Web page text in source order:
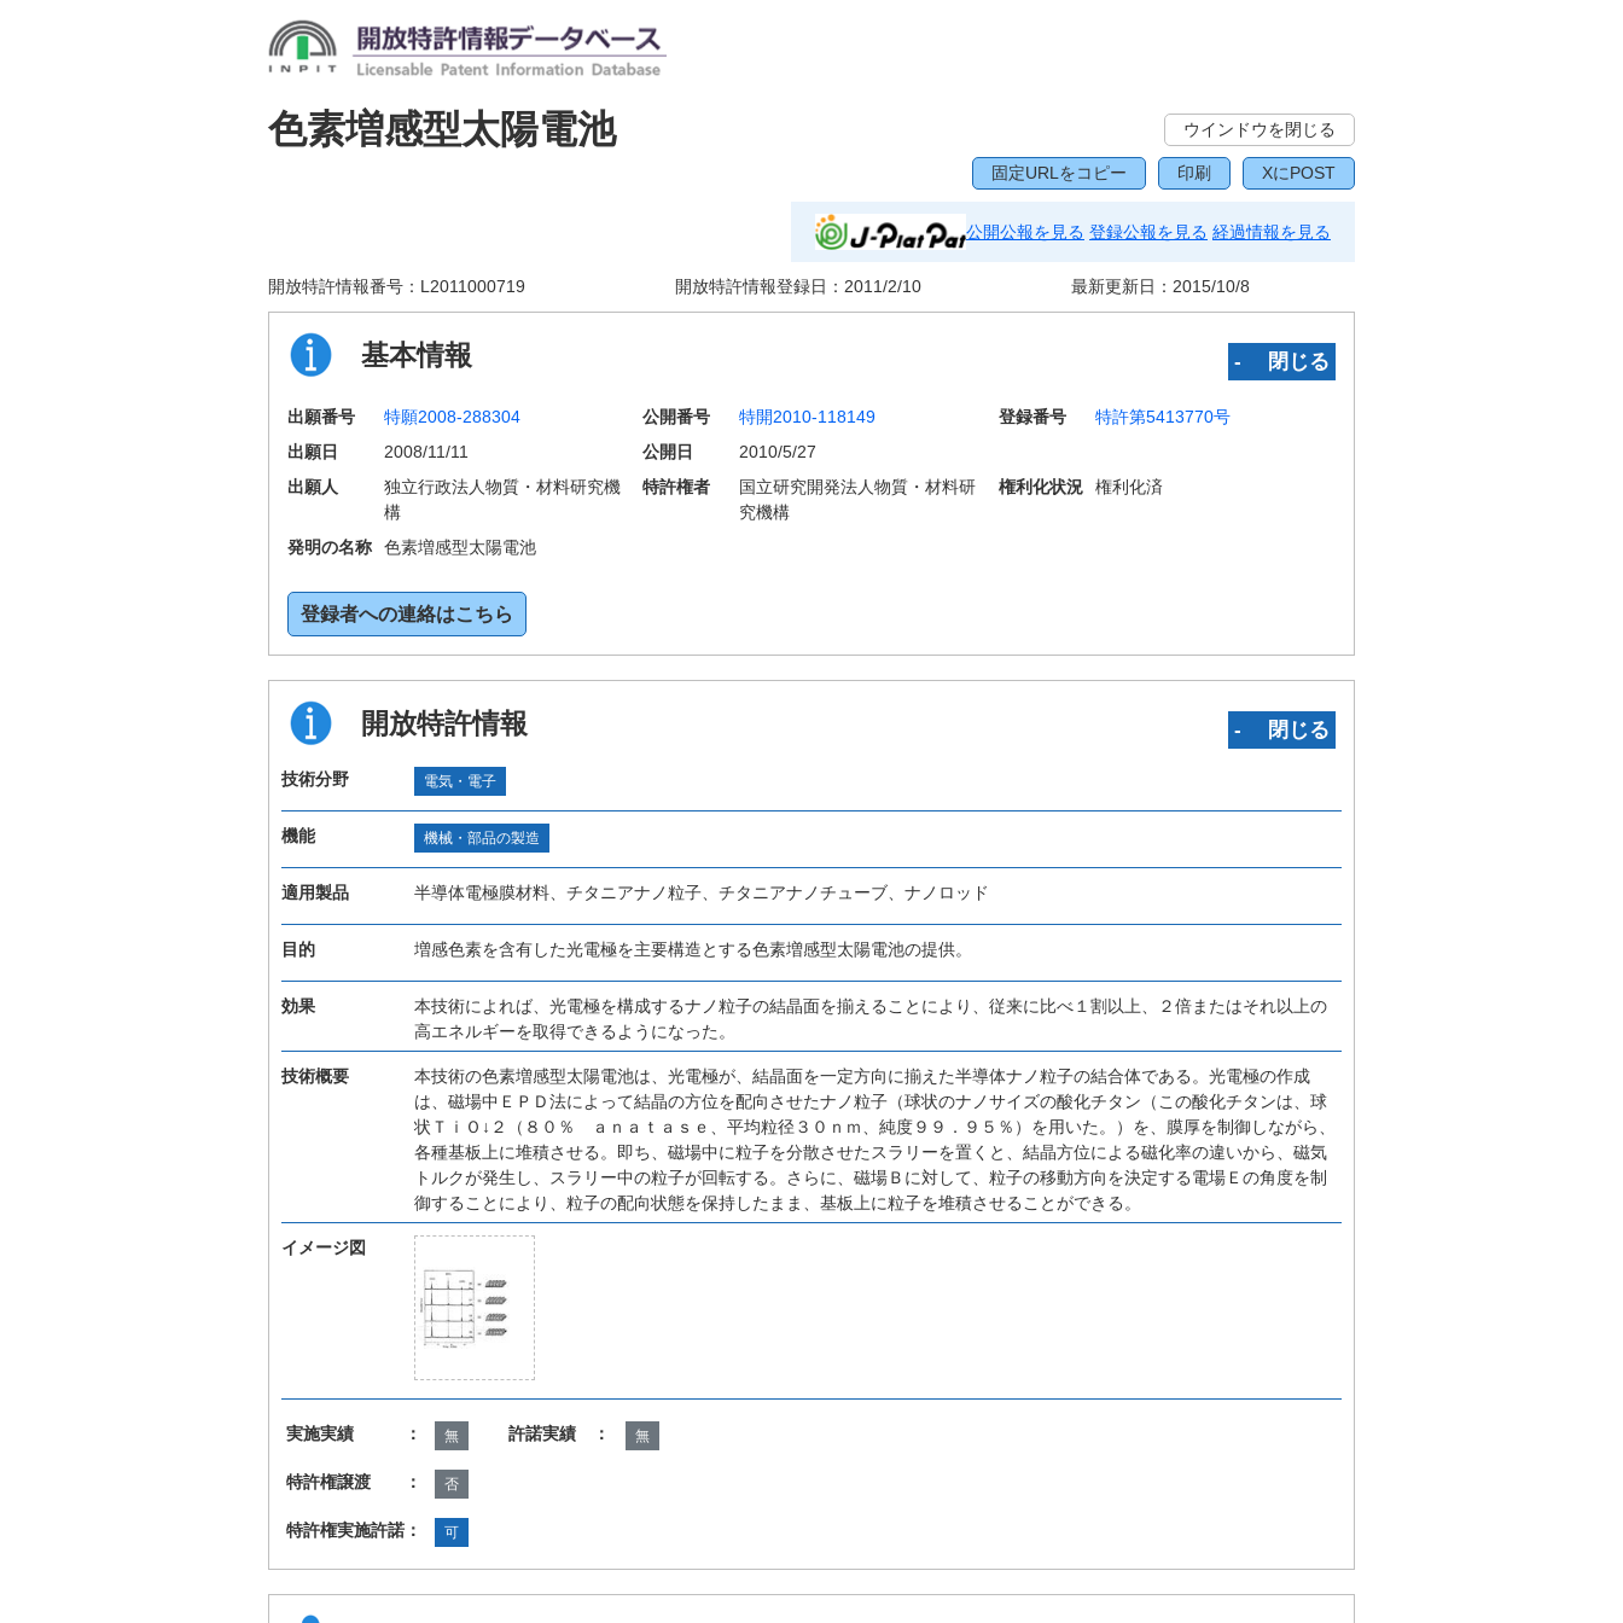
色素増感型太陽電池 ウインドウを閉じる
固定URLをコピー 印刷 XにPOST
公開公報を見る 登録公報を見る 経過情報を見る
開放特許情報番号： L2011000719 開放特許情報登録日： 2011/2/10 最新更新日： 2015/10/8
基本情報 ‐ 閉じる
出願番号 特願2008-288304 公開番号 特開2010-118149 登録番号
特許第5413770号
出願日
2008/11/11 公開日
2010/5/27
出願人
独立行政法人物質・材料研究機
構
特許権者
国立研究開発法人物質・材料研
究機構
権利化状況 権利化済
発明の名称 色素増感型太陽電池
登録者への連絡はこちら
開放特許情報 ‐ 閉じる
技術分野 電気・電子
機能 機械・部品の製造
適用製品 半導体電極膜材料、チタニアナノ粒子、チタニアナノチューブ、ナノロッド
目的 増感色素を含有した光電極を主要構造とする色素増感型太陽電池の提供。
効果
本技術によれば、光電極を構成するナノ粒子の結晶面を揃えることにより、従来に比べ１割以上、２倍またはそれ以上の
高エネルギーを取得できるようになった。
技術概要
本技術の色素増感型太陽電池は、光電極が、結晶面を一定方向に揃えた半導体ナノ粒子の結合体である。光電極の作成
は、磁場中ＥＰＤ法によって結晶の方位を配向させたナノ粒子（球状のナノサイズの酸化チタン（この酸化チタンは、球
状ＴｉＯ↓２（８０％ ａｎａｔａｓｅ、平均粒径３０ｎｍ、純度９９．９５％）を用いた。）を、膜厚を制御しながら、
各種基板上に堆積させる。即ち、磁場中に粒子を分散させたスラリーを置くと、結晶方位による磁化率の違いから、磁気
トルクが発生し、スラリー中の粒子が回転する。さらに、磁場Ｂに対して、粒子の移動方向を決定する電場Ｅの角度を制
御することにより、粒子の配向状態を保持したまま、基板上に粒子を堆積させることができる。
イメージ図
実施実績 ： 無 許諾実績 ： 無
特許権譲渡 ： 否
特許権実施許諾： 可